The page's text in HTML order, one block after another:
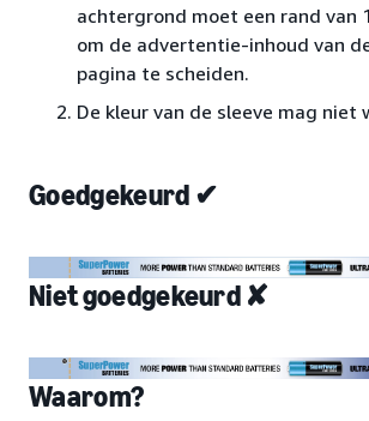
achtergrond moet een rand van
om de advertentie-inhoud van
pagina te scheiden.
De kleur van de sleeve mag niet
Goedgekeurd ✔
Niet goedgekeurd ✘
Waarom?